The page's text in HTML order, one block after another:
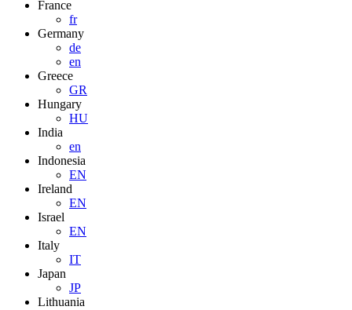
France
fr
Germany
de
en
Greece
GR
Hungary
HU
India
en
Indonesia
EN
Ireland
EN
Israel
EN
Italy
IT
Japan
JP
Lithuania